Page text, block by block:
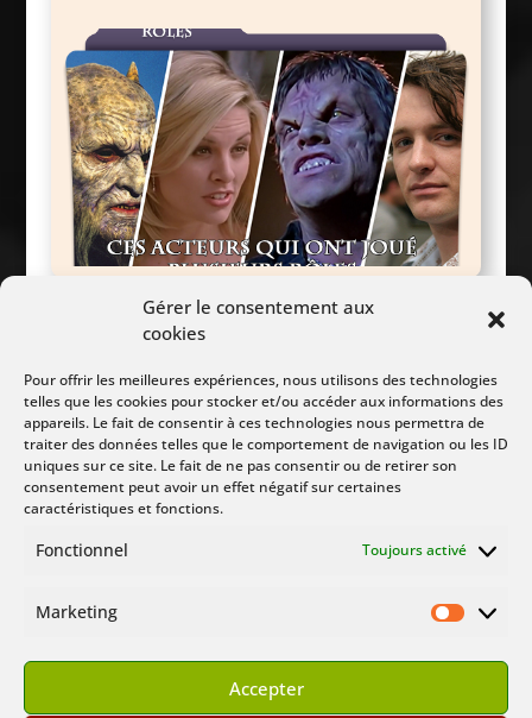
Gérer le consentement aux
cookies
Pour offrir les meilleures expériences, nous utilisons des technologies
telles que les cookies pour stocker et/ou accéder aux informations des
appareils. Le fait de consentir à ces technologies nous permettra de
traiter des données telles que le comportement de navigation ou les ID
uniques sur ce site. Le fait de ne pas consentir ou de retirer son
consentement peut avoir un effet négatif sur certaines
caractéristiques et fonctions.
Fonctionnel Toujours activé
Marketing
Accepter
Ces acteurs qui ont interprété
plusieurs rôles
Suivez Nous :